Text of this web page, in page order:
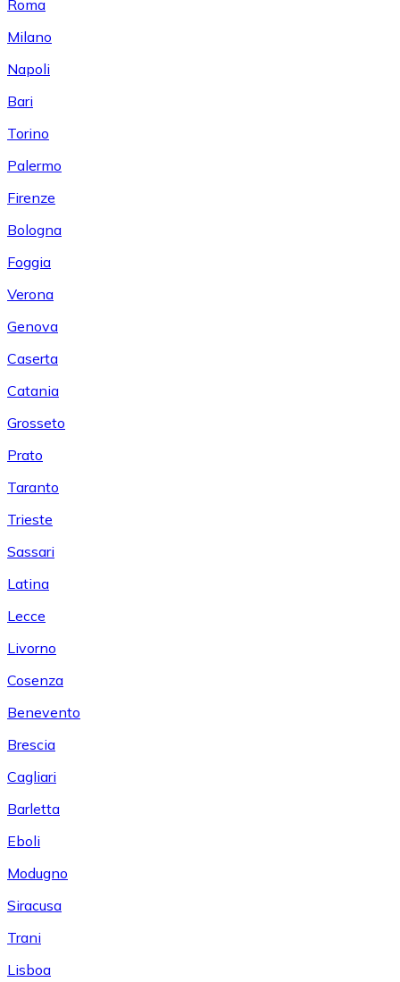
Roma
Milano
Napoli
Bari
Torino
Palermo
Firenze
Bologna
Foggia
Verona
Genova
Caserta
Catania
Grosseto
Prato
Taranto
Trieste
Sassari
Latina
Lecce
Livorno
Cosenza
Benevento
Brescia
Cagliari
Barletta
Eboli
Modugno
Siracusa
Trani
Lisboa